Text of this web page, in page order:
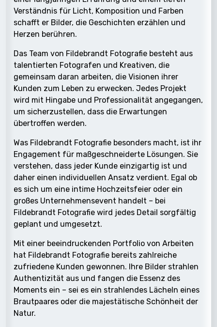
Verständnis für Licht, Komposition und Farben
schafft er Bilder, die Geschichten erzählen und
Herzen berühren.
Das Team von Fildebrandt Fotografie besteht aus
talentierten Fotografen und Kreativen, die
gemeinsam daran arbeiten, die Visionen ihrer
Kunden zum Leben zu erwecken. Jedes Projekt
wird mit Hingabe und Professionalität angegangen,
um sicherzustellen, dass die Erwartungen
übertroffen werden.
Was Fildebrandt Fotografie besonders macht, ist ihr
Engagement für maßgeschneiderte Lösungen. Sie
verstehen, dass jeder Kunde einzigartig ist und
daher einen individuellen Ansatz verdient. Egal ob
es sich um eine intime Hochzeitsfeier oder ein
großes Unternehmensevent handelt – bei
Fildebrandt Fotografie wird jedes Detail sorgfältig
geplant und umgesetzt.
Mit einer beeindruckenden Portfolio von Arbeiten
hat Fildebrandt Fotografie bereits zahlreiche
zufriedene Kunden gewonnen. Ihre Bilder strahlen
Authentizität aus und fangen die Essenz des
Moments ein – sei es ein strahlendes Lächeln eines
Brautpaares oder die majestätische Schönheit der
Natur.